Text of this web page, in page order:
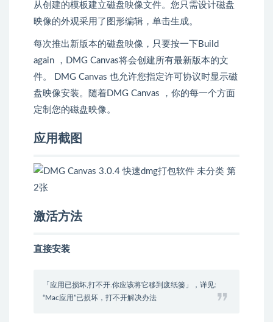
从创建的模板建立磁盘映像文件。您只需设计磁盘
映像的外观采用了图形编辑，单击生成。
每次推出新版本的磁盘映像，只要按一下Build
again ，DMG Canvas将会创建所有最新版本的文
件。 DMG Canvas 也允许您指定许可协议时显示磁
盘映像安装。随着DMG Canvas ，你的每一个方面
定制您的磁盘映像。
应用截图
激活方法
直接安装
「应用已损坏,打不开.你应该将它移到废纸篓」，详见:
“Mac应用”已损坏，打不开解决办法